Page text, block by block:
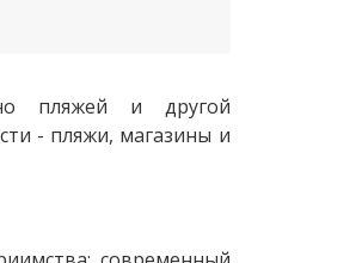
пляжей и другой
- пляжи, магазины и